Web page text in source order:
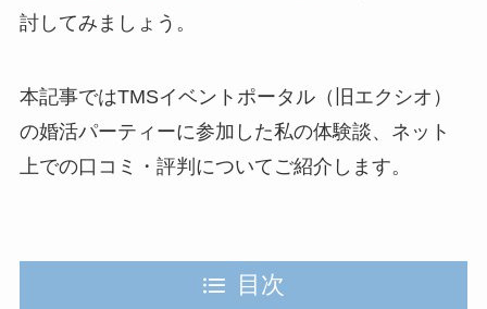
討してみましょう。
本記事ではTMSイベントポータル（旧エクシオ）
の婚活パーティーに参加した私の体験談、ネット
上での口コミ・評判についてご紹介します。
目次